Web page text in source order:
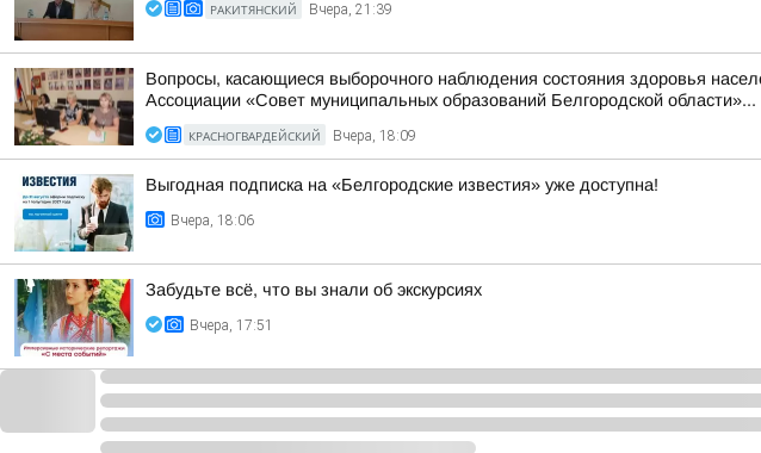
РАКИТЯНСКИЙ Вчера, 21:39
Вопросы, касающиеся выборочного наблюдения состояния здоровья
Ассоциации «Совет муниципальных образований Белгородской области»...
КРАСНОГВАРДЕЙСКИЙ Вчера, 18:09
Выгодная подписка на «Белгородские известия» уже доступна!
Вчера, 18:06
Забудьте всё, что вы знали об экскурсиях
Вчера, 17:51